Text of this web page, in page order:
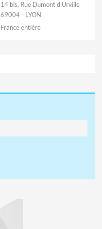
14 bis, Rue Dumont d'Urville
69004 - LYON